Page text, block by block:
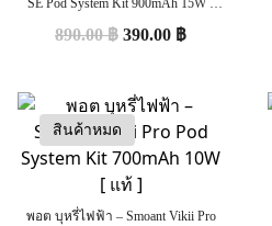
890.00฿ 390.00 ฿
สินค้าหมด
พอต บุหรี่ไฟฟ้า – Smoant Vikii Pro